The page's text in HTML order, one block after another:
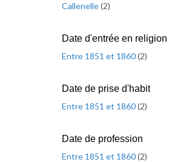
Callenelle(2)
Date d'entrée en religion
Entre 1851 et 1860(2)
Date de prise d'habit
Entre 1851 et 1860(2)
Date de profession
Entre 1851 et 1860(2)